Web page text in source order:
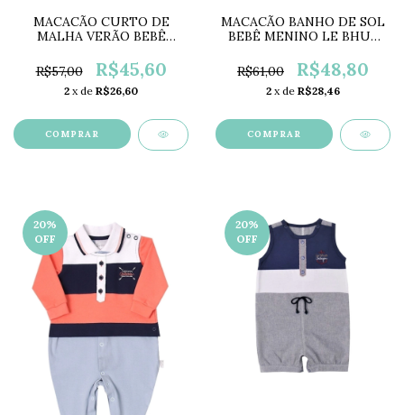
MACACÃO CURTO DE
MALHA VERÃO BEBÊ
R$57,00
R$45,60
2 x de R$26,60
COMPRAR
MACACÃO BANHO DE SOL
BEBÊ MENINO LE BHUÁ
R$61,00
R$48,80
2 x de R$28,46
COMPRAR
20%
OFF
20%
OFF